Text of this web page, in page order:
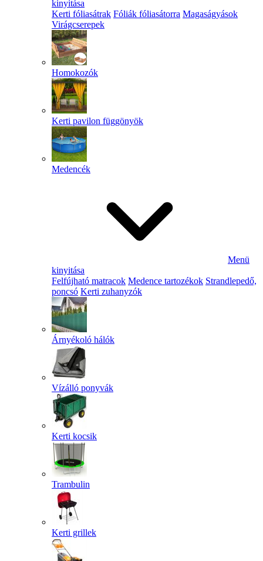
kinyitása
Kerti fóliasátrak Fóliák fóliasátorra Magaságyások
Virágcserepek
Homokozók
Kerti pavilon függönyök
Medencék
Menü
kinyitása
Felfújható matracok Medence tartozékok Strandlepedő,
poncsó Kerti zuhanyzók
Árnyékoló hálók
Vízálló ponyvák
Kerti kocsik
Trambulin
Kerti grillek